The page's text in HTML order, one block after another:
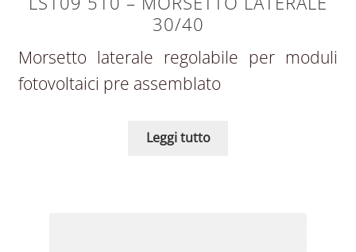
30/40
Morsetto laterale regolabile per moduli
fotovoltaici pre assemblato
Leggi tutto